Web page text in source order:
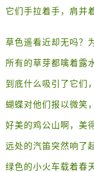
它们手拉着手，肩并
草色遥看近却无吗？
所有的草芽都噙着露
到底什么吸引了它们
蝴蝶对他们报以微笑
好美的鸡公山啊，美
远处的汽笛突然响了
绿色的小火车载着春